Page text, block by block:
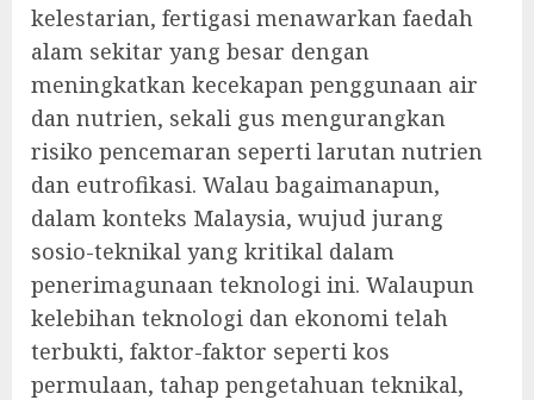
kelestarian, fertigasi menawarkan faedah
alam sekitar yang besar dengan
meningkatkan kecekapan penggunaan air
dan nutrien, sekali gus mengurangkan
risiko pencemaran seperti larutan nutrien
dan eutrofikasi. Walau bagaimanapun,
dalam konteks Malaysia, wujud jurang
sosio-teknikal yang kritikal dalam
penerimagunaan teknologi ini. Walaupun
kelebihan teknologi dan ekonomi telah
terbukti, faktor-faktor seperti kos
permulaan, tahap pengetahuan teknikal,